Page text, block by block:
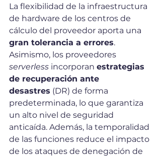
La flexibilidad de la infraestructura
de hardware de los centros de
cálculo del proveedor aporta una
gran tolerancia a errores.
Asimismo, los proveedores
serverless incorporan estrategias
de recuperación ante
desastres (DR) de forma
predeterminada, lo que garantiza
un alto nivel de seguridad
anticaída. Además, la temporalidad
de las funciones reduce el impacto
de los ataques de denegación de